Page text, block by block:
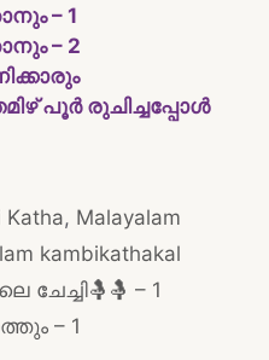
– 1
– 2
പൂർ രുചിച്ചപ്പോൾ
Katha, Malayalam
kambikathakal
ചേച്ചി🤱🤱 – 1
– 1